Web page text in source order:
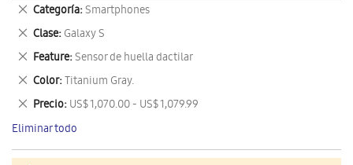
Categoría Smartphones
Eliminar
este
artículo
Clase Galaxy S
Eliminar
este
artículo
Feature Sensor de huella dactilar
Eliminar
este
artículo
Color Titanium Gray.
Eliminar
este
artículo
Precio US$ 1,070.00 - US$ 1,079.99
Eliminar
este
artículo
Eliminar todo